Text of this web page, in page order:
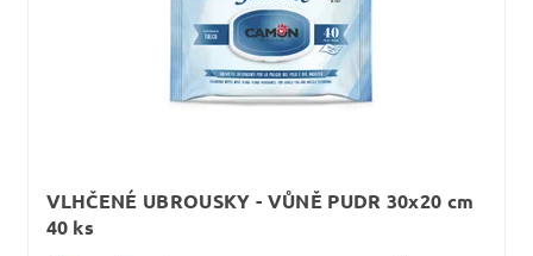
VLHČENÉ UBROUSKY - VŮNĚ PUDR 30x20 cm
40 ks